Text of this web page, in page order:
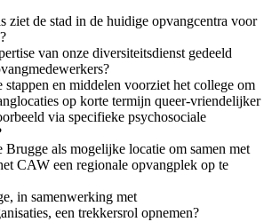
ziet de stad in de huidige opvangcentra voor
van onze diversiteitsdienst gedeeld
stappen en middelen voorziet het college om
op korte termijn queer-vriendelijker
via specifieke psychosociale
Brugge als mogelijke locatie om samen met
CAW een regionale opvangplek op te
in samenwerking met
een trekkersrol opnemen?